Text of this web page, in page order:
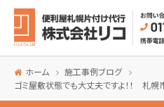
ホーム
施工事例ブログ
ゴミ屋敷状態でも大丈夫ですよ！！ 札幌